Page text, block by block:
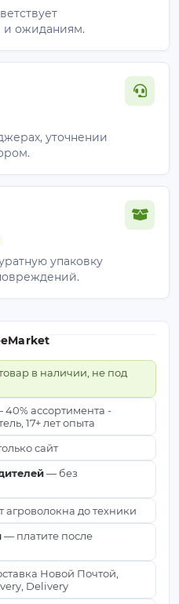
разрыхлите и
. На стыках делайте
60-90 см.
агроволокно
до ликвидации
Причина
Защита корней от
вымерзания.
Подготовка почвы
и дезинфекция.
Часть
ландшафтного
на зиму, надежно
и ожиданиям.
уточнении
упаковку
в наличии, не под
40% ассортимента -
17+ лет опыта
сайт
— без
агроволокна до техники
— платите после
Новой Почтой,
Delivery